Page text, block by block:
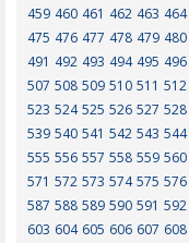
459 460 461 462 463 464
475 476 477 478 479 480
491 492 493 494 495 496
507 508 509 510 511 512
523 524 525 526 527 528
539 540 541 542 543 544
555 556 557 558 559 560
571 572 573 574 575 576
587 588 589 590 591 592
603 604 605 606 607 608